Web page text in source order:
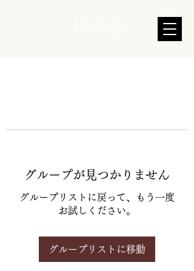
グループが見つかりません
グループリストに戻って、もう一度
お試しください。
グループリストに移動